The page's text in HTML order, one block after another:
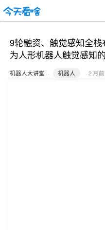
9轮融资、触觉感知全
为人形机器人触觉感知
机器人大讲堂 · 机器人 · 2 月前